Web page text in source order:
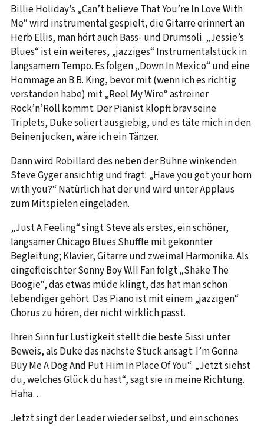
Billie Holiday’s „Can’t believe That You’re In Love With
Me“ wird instrumental gespielt, die Gitarre erinnert an
Herb Ellis, man hört auch Bass- und Drumsoli. „Jessie’s
Blues“ ist ein weiteres, „jazziges“ Instrumentalstück in
langsamem Tempo. Es folgen „Down In Mexico“ und eine
Hommage an B.B. King, bevor mit (wenn ich es richtig
verstanden habe) mit „Reel My Wire“ astreiner
Rock’n’Roll kommt. Der Pianist klopft brav seine
Triplets, Duke soliert ausgiebig, und es täte mich in den
Beinen jucken, wäre ich ein Tänzer.
Dann wird Robillard des neben der Bühne winkenden
Steve Gyger ansichtig und fragt: „Have you got your horn
with you?“ Natürlich hat der und wird unter Applaus
zum Mitspielen eingeladen.
„Just A Feeling“ singt Steve als erstes, ein schöner,
langsamer Chicago Blues Shuffle mit gekonnter
Begleitung; Klavier, Gitarre und zweimal Harmonika. Als
eingefleischter Sonny Boy W.II Fan folgt „Shake The
Boogie“, das etwas müde klingt, das hat man schon
lebendiger gehört. Das Piano ist mit einem „jazzigen“
Chorus zu hören, der nicht wirklich passt.
Ihren Sinn für Lustigkeit stellt die beste Sissi unter
Beweis, als Duke das nächste Stück ansagt: I’m Gonna
Buy Me A Dog And Put Him In Place Of You“. „Jetzt siehst
du, welches Glück du hast“, sagt sie in meine Richtung.
Haha…
Jetzt singt der Leader wieder selbst, und ein schönes